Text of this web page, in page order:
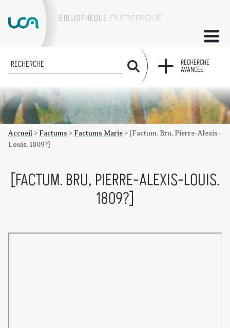
ACCUEIL
COLLECTIONS
FACTUMS
Les factums à la BU
Présentation du corpus de factums de la collection Marie
Bibliographie
Glossaire
Index de recherche
RECHERCHE
RECHERCHE
AVANCÉE
Accueil > Factums > Factums Marie > [Factum. Bru, Pierre-Alexis-
Louis. 1809?]
[FACTUM. BRU, PIERRE-ALEXIS-LOUIS.
1809?]